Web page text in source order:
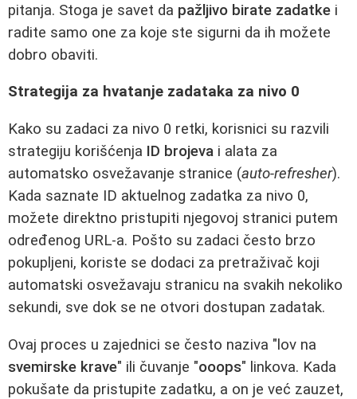
pitanja. Stoga je savet da pažljivo birate zadatke i
radite samo one za koje ste sigurni da ih možete
dobro obaviti.
Strategija za hvatanje zadataka za nivo 0
Kako su zadaci za nivo 0 retki, korisnici su razvili
strategiju korišćenja ID brojeva i alata za
automatsko osvežavanje stranice (auto-refresher).
Kada saznate ID aktuelnog zadatka za nivo 0,
možete direktno pristupiti njegovoj stranici putem
određenog URL-a. Pošto su zadaci često brzo
pokupljeni, koriste se dodaci za pretraživač koji
automatski osvežavaju stranicu na svakih nekoliko
sekundi, sve dok se ne otvori dostupan zadatak.
Ovaj proces u zajednici se često naziva "lov na
svemirske krave" ili čuvanje "ooops" linkova. Kada
pokušate da pristupite zadatku, a on je već zauzet,